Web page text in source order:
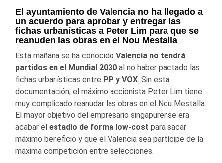
El ayuntamiento de Valencia no ha llegado a
un acuerdo para aprobar y entregar las
fichas urbanísticas a Peter Lim para que se
reanuden las obras en el Nou Mestalla
Esta mañana se ha conocido Valencia no tendrá
partidos en el Mundial 2030 al no haber pactado las
fichas urbanísticas entre PP y VOX. Sin esta
documentación, el máximo accionista Peter Lim tiene
muy complicado reanudar las obras en el Nou Mestalla.
El mayor objetivo del empresario singapurense era
acabar el estadio de forma low-cost para sacar
máximo beneficio y que el Valencia sea partícipe de la
máxima competición entre selecciones.